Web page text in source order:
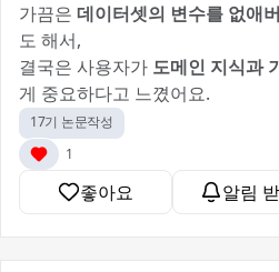
가끔은 데이터셋의 변수를 없애
도 해서,
결국은 사용자가 도메인 지식과
게 중요하다고 느꼈어요.
17기 논문작성
1
좋아요 알림